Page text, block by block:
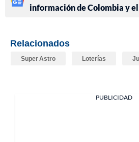
información de Colombia y
Relacionados
Super Astro Loterías
PUBLICIDAD